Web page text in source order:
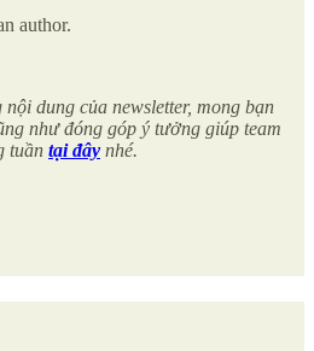
author.
dung của newsletter, mong bạn
như đóng góp ý tưởng giúp team
tuần tại đây nhé.